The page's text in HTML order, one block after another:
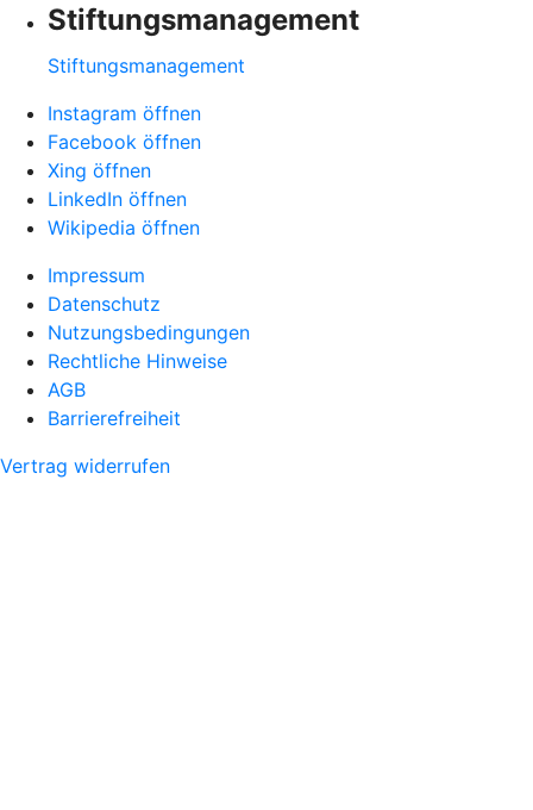
Stiftungsmanagement
Stiftungsmanagement
Instagram öffnen
Facebook öffnen
Xing öffnen
LinkedIn öffnen
Wikipedia öffnen
Impressum
Datenschutz
Nutzungsbedingungen
Rechtliche Hinweise
AGB
Barrierefreiheit
Vertrag widerrufen